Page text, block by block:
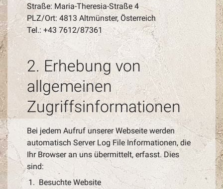
Straße: Maria-Theresia-Straße 4
PLZ/Ort: 4813 Altmünster, Österreich
Tel.: +43 7612/87361
2. Erhebung von
allgemeinen
Zugriffsinformationen
Bei jedem Aufruf unserer Webseite werden
automatisch Server Log File Informationen, die
Ihr Browser an uns übermittelt, erfasst. Dies
sind:
Besuchte Website